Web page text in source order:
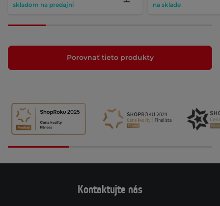
skladom na predajni na sklade
Porovnať tieto produkty
Kontaktujte nás